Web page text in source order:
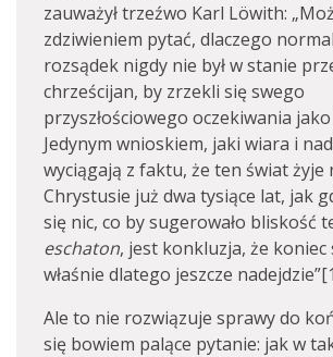
zauważył trzeźwo Karl Löwith:
zdziwieniem pytać, dlaczego
rozsądek nigdy nie był w stanie
chrześcijan, by zrzekli się swego
przyszłościowego oczekiwania
Jedynym wnioskiem, jaki wiara i
wyciągają z faktu, że ten świat żyje
Chrystusie już dwa tysiące lat, jak
się nic, co by sugerowało bliskość
eschaton, jest konkluzja, że koniec
właśnie dlatego jeszcze
Ale to nie rozwiązuje sprawy do
się bowiem palące pytanie: jak w